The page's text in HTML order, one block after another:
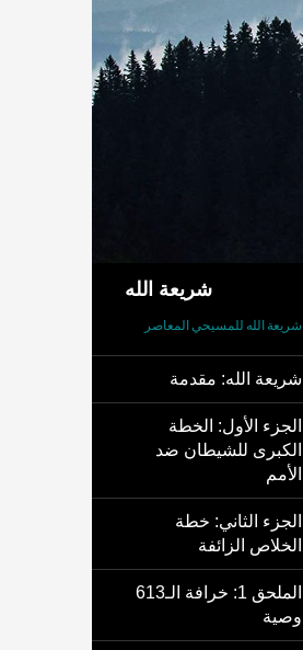
شريعة الله
شريعة الله للمسيحي المعاصر
شريعة الله: مقدمة
الجزء الأول: الخطة
الكبرى للشيطان ضد
الأمم
الجزء الثاني: خطة
الخلاص الزائفة
الملحق 1: خرافة الـ613
وصية